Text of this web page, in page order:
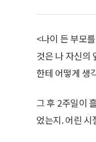
<나이 든 부모
것은 나 자신의
한테 어떻게 생
그 후 2주일이
었는지. 어린